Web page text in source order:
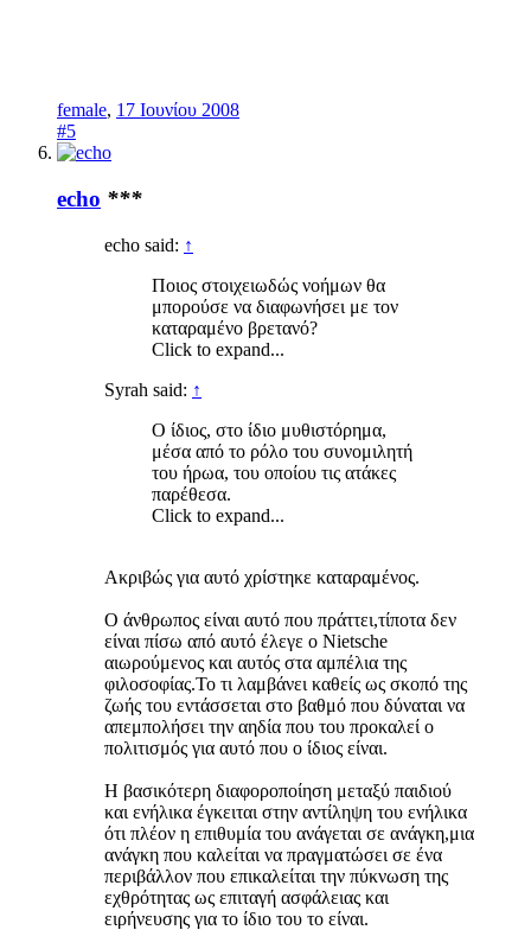
female, 17 Ιουνίου 2008
#5
echo ***
echo said: ↑
Ποιος στοιχειωδώς νοήμων θα
μπορούσε να διαφωνήσει με τον
καταραμένο βρετανό?
Click to expand...
Syrah said: ↑
Ο ίδιος, στο ίδιο μυθιστόρημα,
μέσα από το ρόλο του συνομιλητή
του ήρωα, του οποίου τις ατάκες
παρέθεσα.
Click to expand...
Ακριβώς για αυτό χρίστηκε καταραμένος.
Ο άνθρωπος είναι αυτό που πράττει,τίποτα δεν
είναι πίσω από αυτό έλεγε ο Nietsche
αιωρούμενος και αυτός στα αμπέλια της
φιλοσοφίας.Το τι λαμβάνει καθείς ως σκοπό της
ζωής του εντάσσεται στο βαθμό που δύναται να
απεμπολήσει την αηδία που του προκαλεί ο
πολιτισμός για αυτό που ο ίδιος είναι.
Η βασικότερη διαφοροποίηση μεταξύ παιδιού
και ενήλικα έγκειται στην αντίληψη του ενήλικα
ότι πλέον η επιθυμία του ανάγεται σε ανάγκη,μια
ανάγκη που καλείται να πραγματώσει σε ένα
περιβάλλον που επικαλείται την πύκνωση της
εχθρότητας ως επιταγή ασφάλειας και
ειρήνευσης για το ίδιο του το είναι.